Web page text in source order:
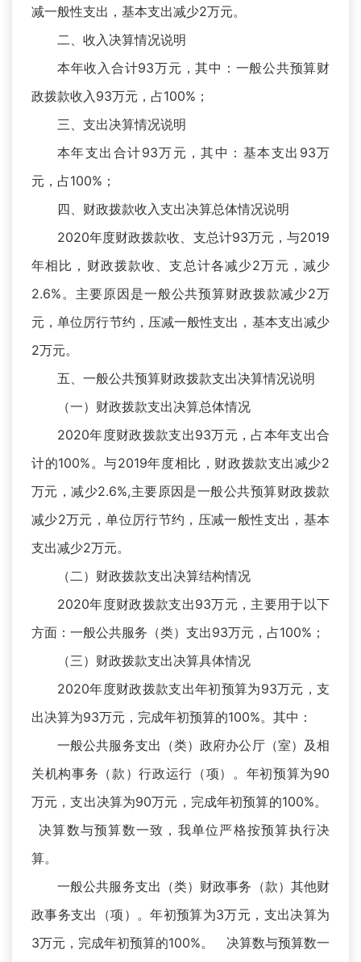
减一般性支出，基本支出减少2万元。
二、收入决算情况说明
本年收入合计93万元，其中：一般公共预算财
政拨款收入93万元，占100%；
三、支出决算情况说明
本年支出合计93万元，其中：基本支出93万
元，占100%；
四、财政拨款收入支出决算总体情况说明
2020年度财政拨款收、支总计93万元，与2019
年相比，财政拨款收、支总计各减少2万元，减少
2.6%。主要原因是一般公共预算财政拨款减少2万
元，单位厉行节约，压减一般性支出，基本支出减少
2万元。
五、一般公共预算财政拨款支出决算情况说明
（一）财政拨款支出决算总体情况
2020年度财政拨款支出93万元，占本年支出合
计的100%。与2019年度相比，财政拨款支出减少2
万元，减少2.6%,主要原因是一般公共预算财政拨款
减少2万元，单位厉行节约，压减一般性支出，基本
支出减少2万元。
（二）财政拨款支出决算结构情况
2020年度财政拨款支出93万元，主要用于以下
方面：一般公共服务（类）支出93万元，占100%；
（三）财政拨款支出决算具体情况
2020年度财政拨款支出年初预算为93万元，支
出决算为93万元，完成年初预算的100%。其中：
一般公共服务支出（类）政府办公厅（室）及相
关机构事务（款）行政运行（项）。年初预算为90
万元，支出决算为90万元，完成年初预算的100%。
决算数与预算数一致，我单位严格按预算执行决
算。
一般公共服务支出（类）财政事务（款）其他财
政事务支出（项）。年初预算为3万元，支出决算为
3万元，完成年初预算的100%。 决算数与预算数一